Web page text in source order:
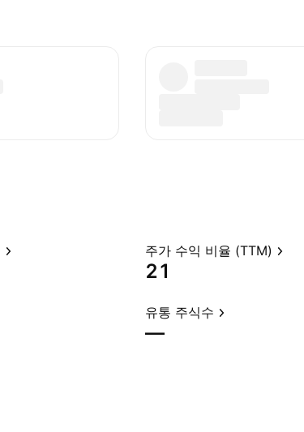
주가 수익 비율 (TTM)
21
유통 주식수
—